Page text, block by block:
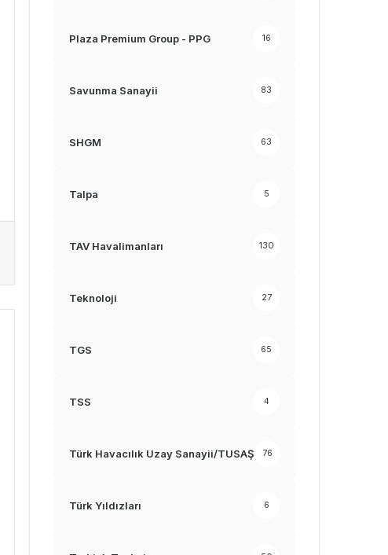
Plaza Premium Group - PPG 16
Savunma Sanayii 83
SHGM 63
Talpa 5
TAV Havalimanları 130
Teknoloji 27
TGS 65
TSS 4
Türk Havacılık Uzay Sanayii/TUSAŞ 76
Türk Yıldızları 6